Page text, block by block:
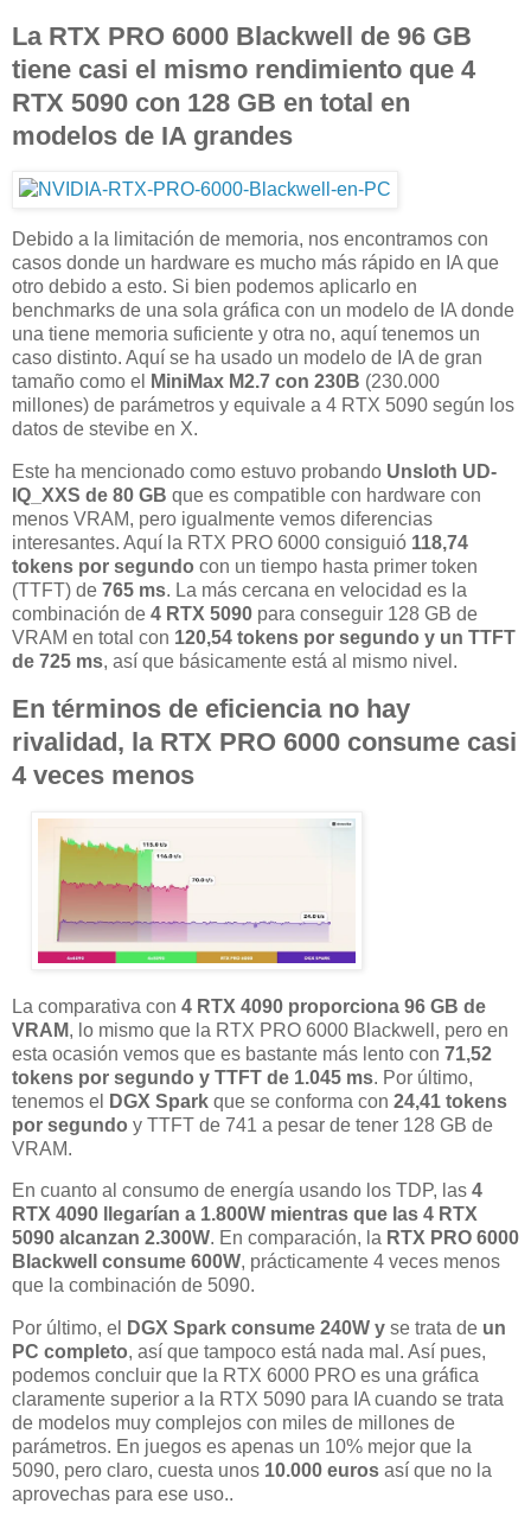
La RTX PRO 6000 Blackwell de 96 GB
tiene casi el mismo rendimiento que 4
RTX 5090 con 128 GB en total en
modelos de IA grandes
Debido a la limitación de memoria, nos encontramos con
casos donde un hardware es mucho más rápido en IA que
otro debido a esto. Si bien podemos aplicarlo en
benchmarks de una sola gráfica con un modelo de IA donde
una tiene memoria suficiente y otra no, aquí tenemos un
caso distinto. Aquí se ha usado un modelo de IA de gran
tamaño como el
MiniMax M2.7 con 230B (230.000
millones) de parámetros y equivale a 4 RTX 5090 según los
datos de stevibe en X.
Este ha mencionado como estuvo probando Unsloth UD-
IQ_XXS de 80 GB que es compatible con hardware con
menos VRAM, pero igualmente vemos diferencias
interesantes. Aquí la RTX PRO 6000 consiguió 118,74
tokens por segundo con un tiempo hasta primer token
(TTFT) de 765 ms. La más cercana en velocidad es la
combinación de 4 RTX 5090 para conseguir 128 GB de
VRAM en total con 120,54 tokens por segundo y un TTFT
de 725 ms, así que básicamente está al mismo nivel.
En términos de eficiencia no hay
rivalidad, la RTX PRO 6000 consume casi
4 veces menos
La comparativa con 4 RTX 4090 proporciona 96 GB de
VRAM, lo mismo que la RTX PRO 6000 Blackwell, pero en
esta ocasión vemos que es bastante más lento con 71,52
tokens por segundo y TTFT de 1.045 ms. Por último,
tenemos el
DGX Spark que se conforma con 24,41 tokens
por segundo y TTFT de 741 a pesar de tener 128 GB de
VRAM.
En cuanto al consumo de energía usando los TDP, las 4
RTX 4090 llegarían a 1.800W mientras que las 4 RTX
5090 alcanzan 2.300W. En comparación, la RTX PRO 6000
Blackwell consume 600W, prácticamente 4 veces menos
que la combinación de 5090.
Por último, el DGX Spark consume 240W y se trata de un
PC completo, así que tampoco está nada mal. Así pues,
podemos concluir que la RTX 6000 PRO es una gráfica
claramente superior a la RTX 5090 para IA cuando se trata
de modelos muy complejos con miles de millones de
parámetros. En juegos es apenas un 10% mejor que la
5090, pero claro, cuesta unos 10.000 euros así que no la
aprovechas para ese uso..